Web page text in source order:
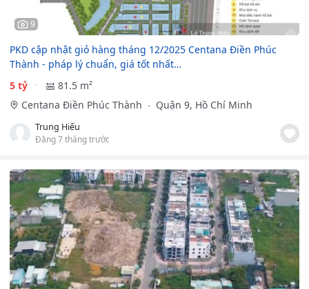
9
PKD cập nhật giỏ hàng tháng 12/2025 Centana Điền Phúc
Thành - pháp lý chuẩn, giá tốt nhất…
5 tỷ
81.5 m²
Centana Điền Phúc Thành
Quận 9, Hồ Chí Minh
Trung Hiếu
Đăng 7 tháng trước